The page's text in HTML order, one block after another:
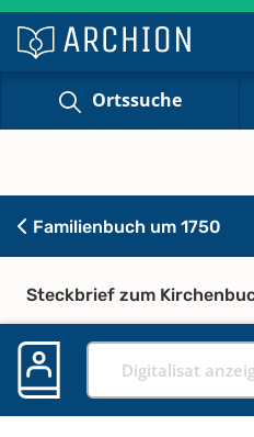
Ortssuche
Familienbuch um 1750
Steckbrief zum
Digitalisat